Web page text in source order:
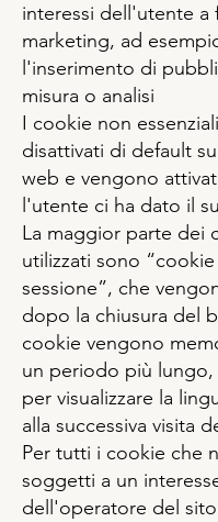
interessi dell'utente a
marketing, ad
l'inserimento di
misura o analisi
I cookie non
disattivati di default
web e vengono
l'utente ci ha dato il
La maggior parte dei
utilizzati sono
sessione”, che
dopo la chiusura del
cookie vengono
un periodo più lungo,
per visualizzare la
alla successiva visita
Per tutti i cookie che
soggetti a un
dell'operatore del